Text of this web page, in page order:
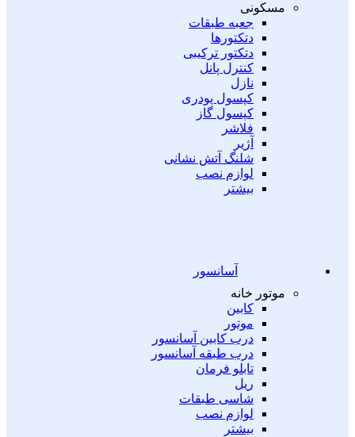
مسکونی
جعبه طبقات
دتکتورها
دتکتور ترکیبی
کنترل پانل
نازل
کپسول پودری
کپسول گاز
فلاشر
آژیر
شلنگ آتش نشانی
لوازم نصب
بیشتر
آسانسور
موتور خانه
کابین
موتور
درب کابین آسانسور
درب طبقه آسانسور
تابلو فرمان
ریل
شاسی طبقات
لوازم نصب
بیشتر